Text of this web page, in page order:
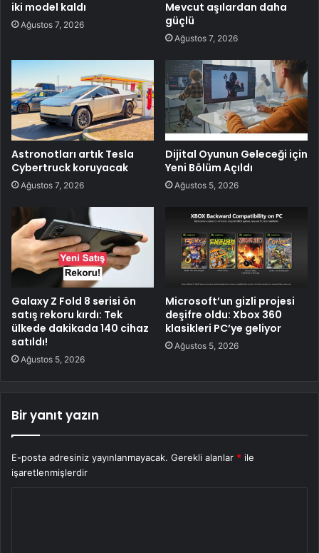
iki model kaldı
Ağustos 7, 2026
Mevcut aşılardan daha
güçlü
Ağustos 7, 2026
Astronotları artık Tesla
Cybertruck koruyacak
Ağustos 7, 2026
Dijital Oyunun Geleceği için
Yeni Bölüm Açıldı
Ağustos 5, 2026
Galaxy Z Fold 8 serisi ön
satış rekoru kırdı: Tek
ülkede dakikada 140 cihaz
satıldı!
Ağustos 5, 2026
Microsoft’un gizli projesi
deşifre oldu: Xbox 360
klasikleri PC’ye geliyor
Ağustos 5, 2026
Bir yanıt yazın
E-posta adresiniz yayınlanmayacak. Gerekli alanlar * ile
işaretlenmişlerdir